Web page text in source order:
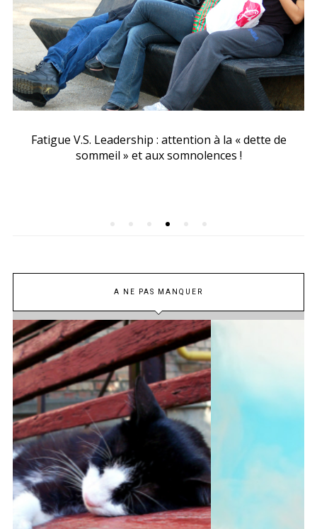
Fatigue V.S. Leadership : attention à la « dette de
sommeil » et aux somnolences !
A NE PAS MANQUER